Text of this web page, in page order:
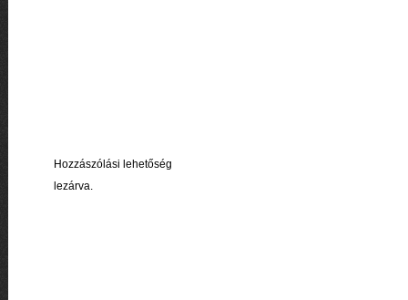
Hozzászólási lehetőség
lezárva.